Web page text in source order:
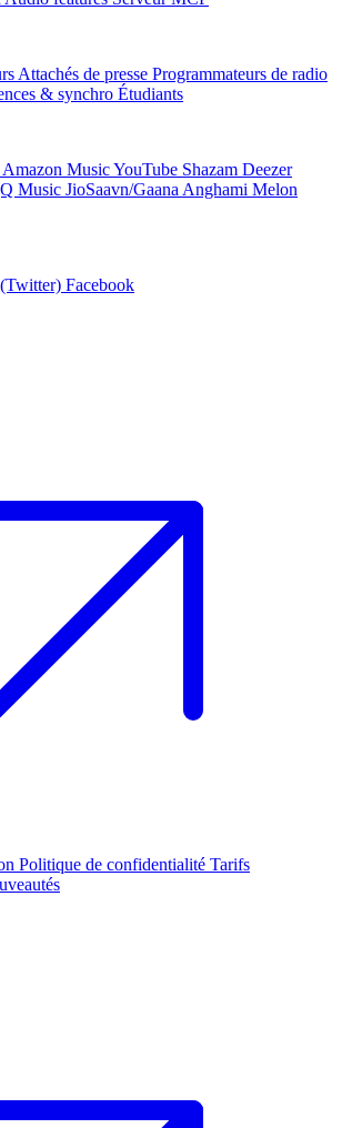
Attachés de presse Programmateurs de radio
& synchro Étudiants
Amazon MusicYouTube Shazam Deezer
Music JioSaavn/Gaana Anghami Melon
Facebook
Politique de confidentialité Tarifs